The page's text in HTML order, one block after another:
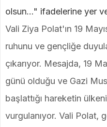
olsun…" ifadelerine yer
Vali Ziya Polat'ın 19
ruhunu ve gençliğe
çıkarıyor. Mesajda, 19
günü olduğu ve Gazi
başlattığı hareketin
vurgulanıyor. Vali Polat,